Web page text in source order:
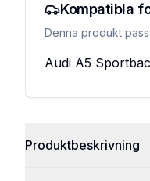
Kompatibla
Denna produkt
Audi A5
Produktbeskrivning